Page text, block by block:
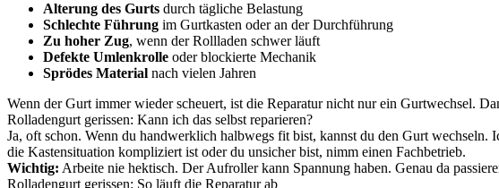
Alterung des Gurts durch tägliche Belastung
Schlechte Führung im Gurtkasten oder an der Durchführung
Zu hoher Zug, wenn der Rollladen schwer läuft
Defekte Umlenkrolle oder blockierte Mechanik
Sprödes Material nach vielen Jahren
Wenn der Gurt immer wieder scheuert, ist die Reparatur nicht nur ein Gurtwechsel.
Rolladengurt gerissen: Kann ich das selbst reparieren?
Ja, oft schon. Wenn du handwerklich halbwegs fit bist, kannst du den Gurt
die Kastensituation kompliziert ist oder du unsicher bist, nimm einen Fachbetrieb.
Wichtig: Arbeite nie hektisch. Der Aufroller kann Spannung haben. Genau da
Rolladengurt gerissen: So läuft die Reparatur ab